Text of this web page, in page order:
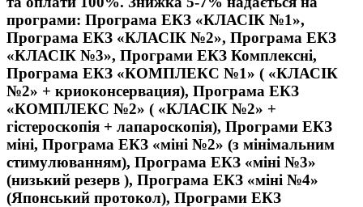
програми: Програма ЕКЗ «КЛАСІК №1»,
Програма ЕКЗ «КЛАСІК №2», Програма ЕКЗ
«КЛАСІК №3», Програми ЕКЗ Комплексні,
Програма ЕКЗ «КОМПЛЕКС №1» ( «КЛАСІК
№2» + криоконсервация), Програма ЕКЗ
«КОМПЛЕКС №2» ( «КЛАСІК №2» +
гістероскопія + лапароскопія), Програми ЕКЗ
міні, Програма ЕКЗ «міні №2» (з мінімальним
стимулюванням), Програма ЕКЗ «міні №3»
(низький резерв ), Програма ЕКЗ «міні №4»
(Японський протокол), Програми ЕКЗ